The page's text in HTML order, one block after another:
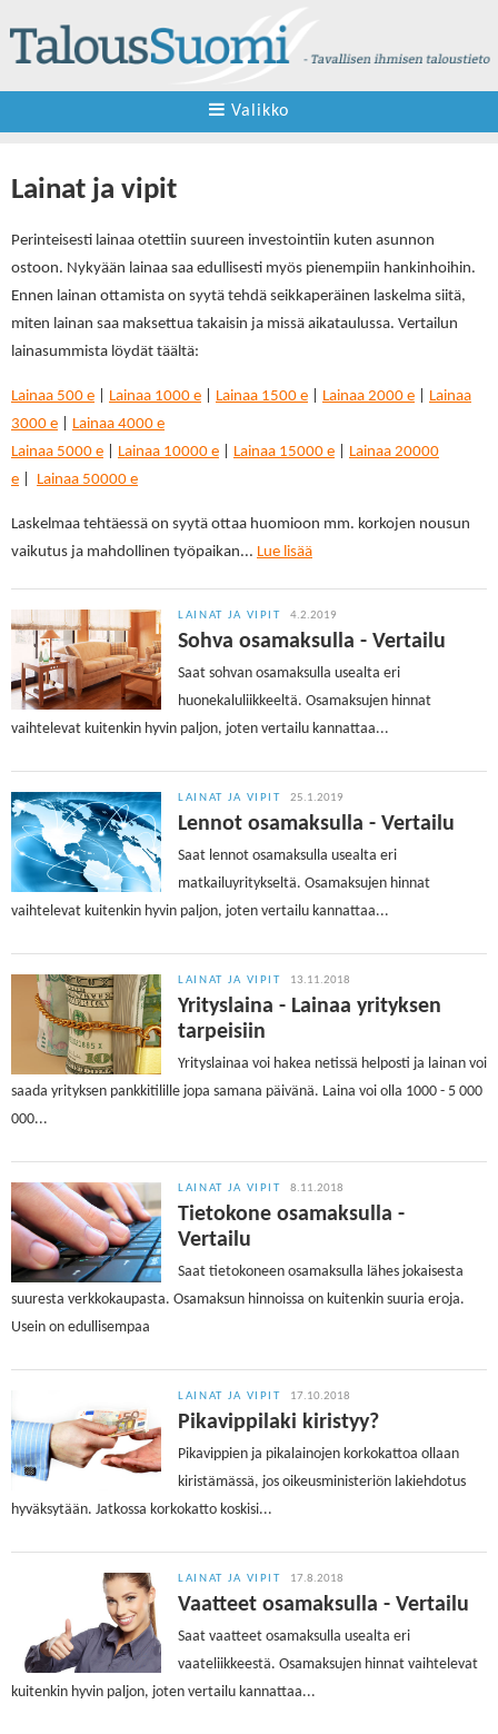
Valikko
Lainat ja vipit
Perinteisesti lainaa otettiin suureen investointiin kuten asunnon
ostoon. Nykyään lainaa saa edullisesti myös pienempiin hankinhoihin.
Ennen lainan ottamista on syytä tehdä seikkaperäinen laskelma siitä,
miten lainan saa maksettua takaisin ja missä aikataulussa. Vertailun
lainasummista löydät täältä:
Lainaa 500 e Lainaa 1000 e Lainaa 1500 e Lainaa 2000 e
Lainaa
3000 e
Lainaa 4000 e
Lainaa 5000 e
Lainaa 10000 e Lainaa 15000 e
Lainaa 20000
e
Lainaa 50000 e
Laskelmaa tehtäessä on syytä ottaa huomioon mm. korkojen nousun
vaikutus ja mahdollinen työpaikan... Lue lisää
LAINAT JA VIPIT 4.2.2019
Sohva osamaksulla - Vertailu
Saat sohvan osamaksulla usealta eri
huonekaluliikkeeltä. Osamaksujen hinnat
vaihtelevat kuitenkin hyvin paljon, joten vertailu kannattaa...
LAINAT JA VIPIT 25.1.2019
Lennot osamaksulla - Vertailu
Saat lennot osamaksulla usealta eri
matkailuyritykseltä. Osamaksujen hinnat
vaihtelevat kuitenkin hyvin paljon, joten vertailu kannattaa...
LAINAT JA VIPIT 13.11.2018
Yrityslaina - Lainaa yrityksen
tarpeisiin
Yrityslainaa voi hakea netissä helposti ja lainan voi
saada yrityksen pankkitilille jopa samana päivänä. Laina voi olla 1000 - 5 000
000...
LAINAT JA VIPIT 8.11.2018
Tietokone osamaksulla -
Vertailu
Saat tietokoneen osamaksulla lähes jokaisesta
suuresta verkkokaupasta. Osamaksun hinnoissa on kuitenkin suuria eroja.
Usein on edullisempaa
LAINAT JA VIPIT 17.10.2018
Pikavippilaki kiristyy?
Pikavippien ja pikalainojen korkokattoa ollaan
kiristämässä, jos oikeusministeriön lakiehdotus
hyväksytään. Jatkossa korkokatto koskisi...
LAINAT JA VIPIT 17.8.2018
Vaatteet osamaksulla - Vertailu
Saat vaatteet osamaksulla usealta eri
vaateliikkeestä. Osamaksujen hinnat vaihtelevat
kuitenkin hyvin paljon, joten vertailu kannattaa...